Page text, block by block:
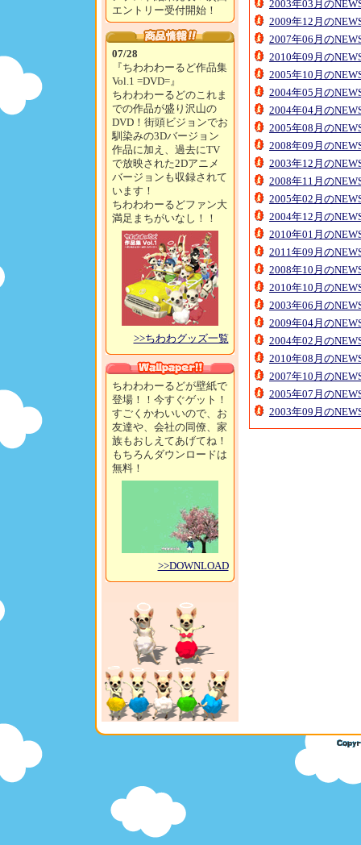
エントリー受付開始！
07/28
『ちわわわーるど作品集
Vol.1 =DVD=』
ちわわわーるどのこれま
での作品が盛り沢山の
DVD！街頭ビジョンでお
馴染みの3Dバージョン
作品に加え、過去にTV
で放映された2Dアニメ
バージョンも収録されて
います！
ちわわわーるどファン大
満足まちがいなし！！
>>ちわわグッズ一覧
ちわわわーるどが壁紙で
登場！！今すぐゲット！
すごくかわいいので、お
友達や、会社の同僚、家
族もおしえてあげてね！
もちろんダウンロードは
無料！
>>DOWNLOAD
2003年03月の
2009年12月の
2007年06月の
2010年09月の
2005年10月の
2004年05月の
2004年04月の
2005年08月の
2008年09月の
2003年12月の
2008年11月の
2005年02月の
2004年12月の
2010年01月の
2011年09月の
2008年10月の
2010年10月の
2003年06月の
2009年04月の
2004年02月の
2010年08月の
2007年10月の
2005年07月の
2003年09月の